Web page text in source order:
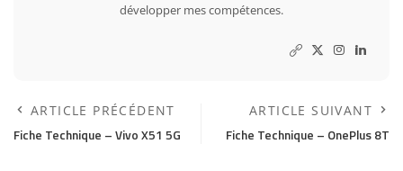
développer mes compétences.
ARTICLE PRÉCÉDENT
Fiche Technique – Vivo X51 5G
ARTICLE SUIVANT
Fiche Technique – OnePlus 8T